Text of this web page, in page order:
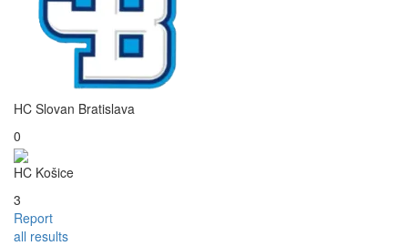
HC Slovan Bratislava
0
HC Košice
3
Report
all results